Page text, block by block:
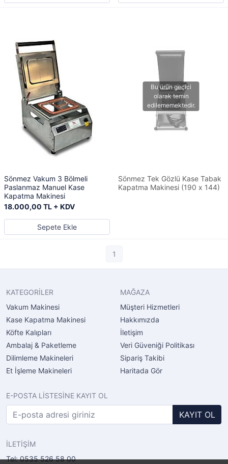
Sönmez Vakum 3 Bölmeli
Paslanmaz Manuel Kase
Kapatma Makinesi
18.000,00 TL + KDV
Sepete Ekle
Sönmez Tek Gözlü Kase Tabak
Kapatma Makinesi (190 x 144)
1
KATEGORİLER
Vakum Makinesi
Kase Kapatma Makinesi
Köfte Kalıpları
Ambalaj & Paketleme
Dilimleme Makineleri
Et İşleme Makineleri
MAĞAZA
Müşteri Hizmetleri
Hakkımızda
İletişim
Veri Güveniği Politikası
Sipariş Takibi
Haritada Gör
E-POSTA LİSTESİNE KAYIT OL
KAYIT OL
İLETİŞİM
Tel: 0535 526 58 00